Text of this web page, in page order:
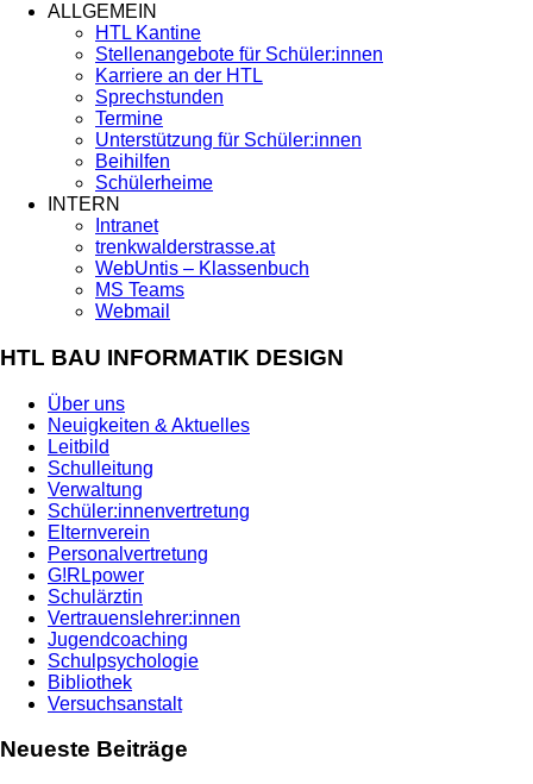
ALLGEMEIN
HTL Kantine
Stellenangebote für Schüler:innen
Karriere an der HTL
Sprechstunden
Termine
Unterstützung für Schüler:innen
Beihilfen
Schülerheime
INTERN
Intranet
trenkwalderstrasse.at
WebUntis – Klassenbuch
MS Teams
Webmail
HTL BAU INFORMATIK DESIGN
Über uns
Neuigkeiten & Aktuelles
Leitbild
Schulleitung
Verwaltung
Schüler:innenvertretung
Elternverein
Personalvertretung
G!RLpower
Schulärztin
Vertrauenslehrer:innen
Jugendcoaching
Schulpsychologie
Bibliothek
Versuchsanstalt
Neueste Beiträge